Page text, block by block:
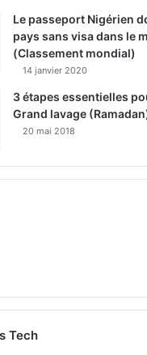
Le passeport Nigérien
pays sans visa dans le
(Classement mondial)
14 janvier 2020
3 étapes essentielles
Grand lavage
20 mai 2018
Tech